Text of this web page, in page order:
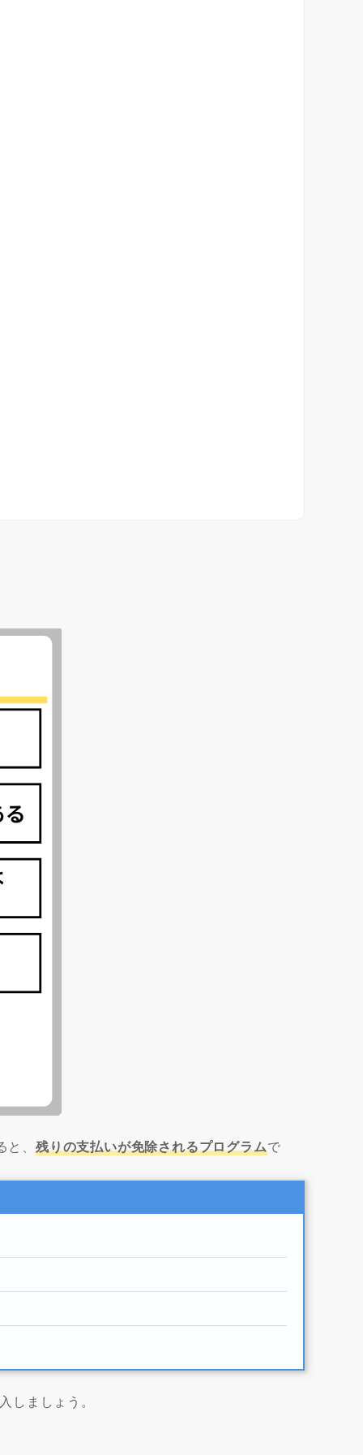
、 残りの支払いが免除されるプログラムで
ましょう。